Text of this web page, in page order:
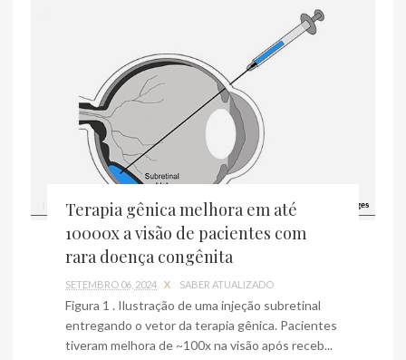
Terapia gênica melhora em até
10000x a visão de pacientes com
rara doença congênita
SETEMBRO 06, 2024 X SABER ATUALIZADO
Figura 1 . Ilustração de uma injeção subretinal
entregando o vetor da terapia gênica. Pacientes
tiveram melhora de ~100x na visão após receb...